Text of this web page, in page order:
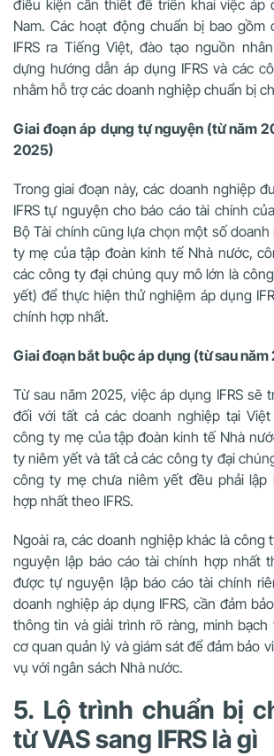
điều kiện cần thiết để triển khai việc áp
Nam. Các hoạt động chuẩn bị bao gồm
IFRS ra Tiếng Việt, đào tạo nguồn
dựng hướng dẫn áp dụng IFRS và các
nhằm hỗ trợ các doanh nghiệp chuẩn bị
Giai đoạn áp dụng tự nguyện (từ năm
2025)
Trong giai đoạn này, các doanh nghiệp
IFRS tự nguyện cho báo cáo tài chính
Bộ Tài chính cũng lựa chọn một số
ty mẹ của tập đoàn kinh tế Nhà nước,
các công ty đại chúng quy mô lớn là
yết) để thực hiện thử nghiệm áp dụng
chính hợp nhất.
Giai đoạn bắt buộc áp dụng (từ sau năm
Từ sau năm 2025, việc áp dụng IFRS sẽ
đối với tất cả các doanh nghiệp tại
công ty mẹ của tập đoàn kinh tế Nhà
ty niêm yết và tất cả các công ty đại
công ty mẹ chưa niêm yết đều phải lập
hợp nhất theo IFRS.
Ngoài ra, các doanh nghiệp khác là công
nguyện lập báo cáo tài chính hợp nhất
được tự nguyện lập báo cáo tài chính
doanh nghiệp áp dụng IFRS, cần đảm
thông tin và giải trình rõ ràng, minh
cơ quan quản lý và giám sát để đảm bảo
vụ với ngân sách Nhà nước.
5. Lộ trình chuẩn bị
từ VAS sang IFRS là gì